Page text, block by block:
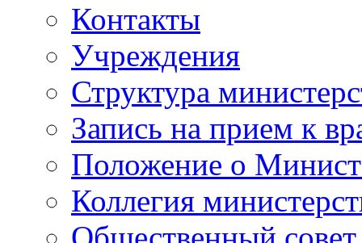
Контакты
Учреждения
Структура
Запись на прием к
Положение о
Коллегия